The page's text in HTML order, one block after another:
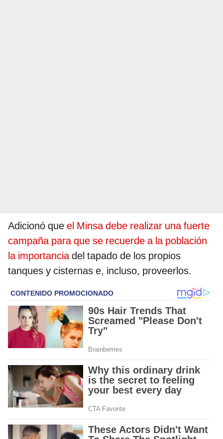
Adicionó que el Minsa debe realizar una fuerte
campaña para que se recuerde a la población
la importanciadel tapado de los propios
tanques y cisternas e, incluso, proveerlos.